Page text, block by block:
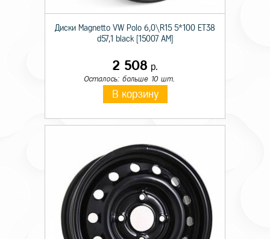
Диски Magnetto VW Polo 6,0\R15 5*100 ET38
d57,1 black [15007 AM]
2 508 р.
Осталось: больше 10 шт.
В корзину